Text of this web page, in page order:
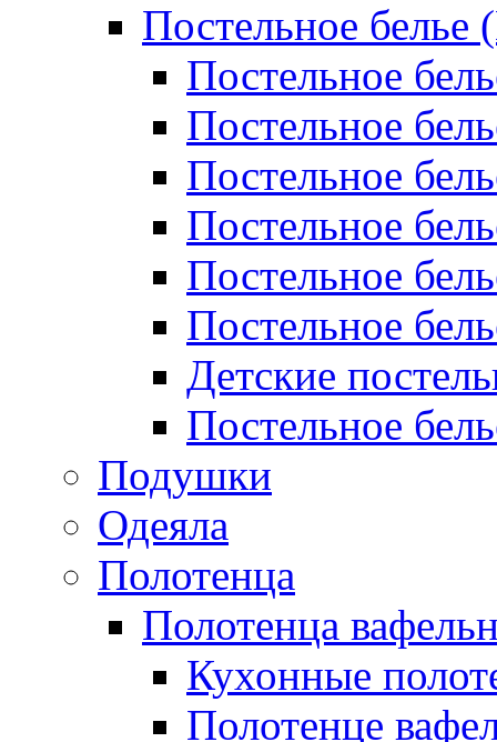
Постельное
Постельное
Постельное
Постельное
Постельное
Постельное
Постельное
Детские
Постельное
Подушки
Одеяла
Полотенца
Полотенца
Кухонные
Полотенце